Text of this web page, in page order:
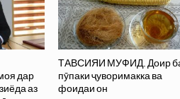
дар
аз
ТАВСИЯИ МУФИД. Доир
пӯпаки ҷуворимакка ва
фоидаи он